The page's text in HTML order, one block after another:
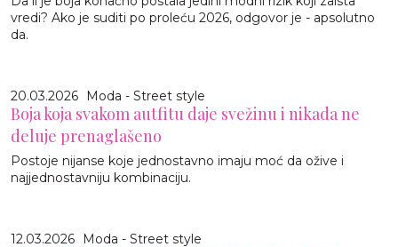
vredi? Ako je suditi po proleću 2026, odgovor je - apsolutno
da.
20.03.2026 Moda - Street style
Boja koja svakom autfitu daje svežinu i nikada ne
deluje prenaglašeno
Postoje nijanse koje jednostavno imaju moć da ožive i
najjednostavniju kombinaciju.
12.03.2026 Moda - Street style